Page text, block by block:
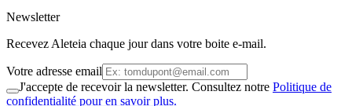
Newsletter
Recevez Aleteia chaque jour dans votre boite e-mail.
Votre adresse email
J'accepte de recevoir la newsletter. Consultez notre Politique de
confidentialité pour en savoir plus.